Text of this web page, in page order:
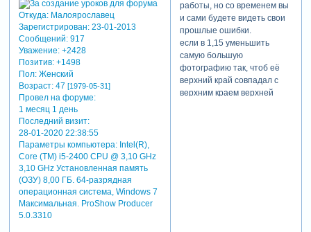
Откуда:Малоярославец
Зарегистрирован: 23-01-2013
Сообщений:917
Уважение: +2428
Позитив: +1498
Пол:Женский
Возраст:47 [1979-05-31]
Провел на форуме:
1 месяц 1 день
Последний визит:
28-01-2020 22:38:55
Параметры компьютера:Intel(R),
Core (TM) i5-2400 CPU @ 3,10 GHz
3,10 GHz Установленная память
(ОЗУ) 8,00 ГБ. 64-разрядная
операционная система, Windows 7
Максимальная. ProShow Producer
5.0.3310
работы, но со временем вы
и сами будете видеть свои
прошлые ошибки.
если в 1,15 уменьшить
самую большую
фотографию так, чтоб её
верхний край совпадал с
верхним краем верхней